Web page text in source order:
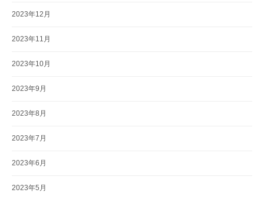
2023年12月
2023年11月
2023年10月
2023年9月
2023年8月
2023年7月
2023年6月
2023年5月